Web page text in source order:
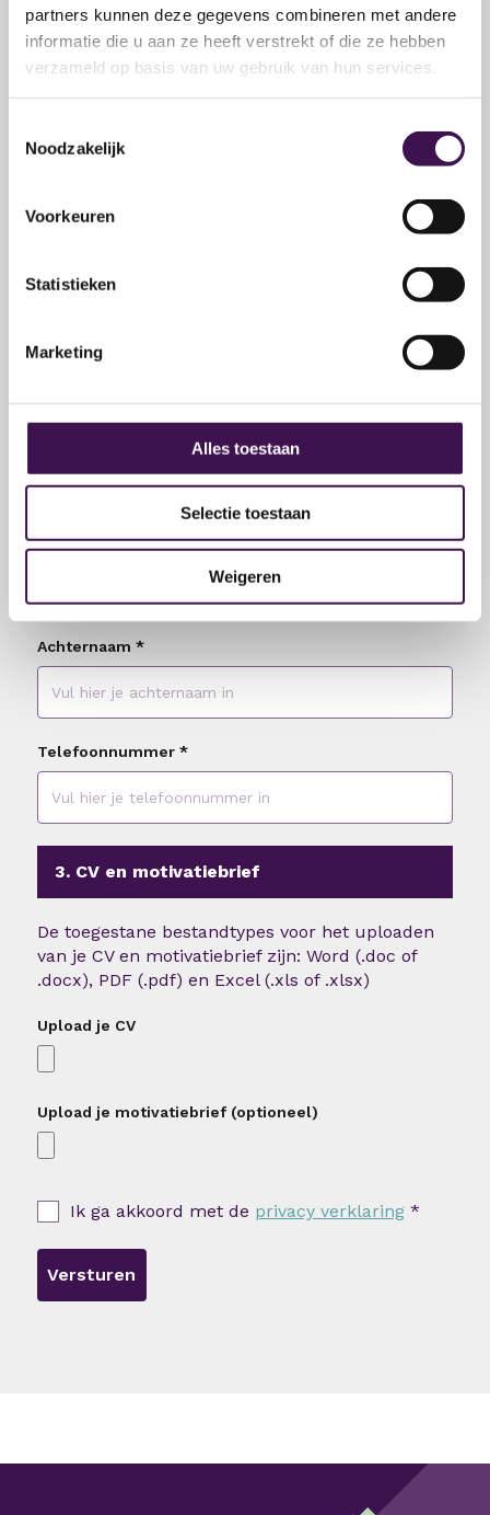
partners kunnen deze gegevens combineren met andere
informatie die u aan ze heeft verstrekt of die ze hebben
verzameld op basis van uw gebruik van hun services.
Noodzakelijk
Voorkeuren
Statistieken
Marketing
Alles toestaan
Selectie toestaan
Weigeren
Solliciteer op deze vacature
hoef je geen NAW gegevens meer in te vullen.
Tussenvoegsel
Achternaam *
Telefoonnummer *
3. CV en motivatiebrief
De toegestane bestandtypes voor het uploaden
van je CV en motivatiebrief zijn: Word (.doc of
.docx), PDF (.pdf) en Excel (.xls of .xlsx)
Upload je CV
Upload je motivatiebrief (optioneel)
Ik ga akkoord met de privacy verklaring *
Versturen